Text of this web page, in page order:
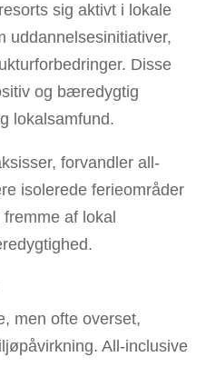
sig aktivt i lokale
uddannelsesinitiativer,
Disse
og bæredygtig
lokalsamfund.
forvandler all-
isolerede ferieområder
af lokal
men ofte overset,
All-inclusive